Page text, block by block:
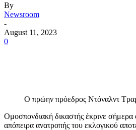
By
Newsroom
-
August 11, 2023
0
Ο πρώην πρόεδρος Ντόναλντ
Ομοσπονδιακή δικαστής έκρινε σήμερα
απόπειρα ανατροπής του εκλογικού